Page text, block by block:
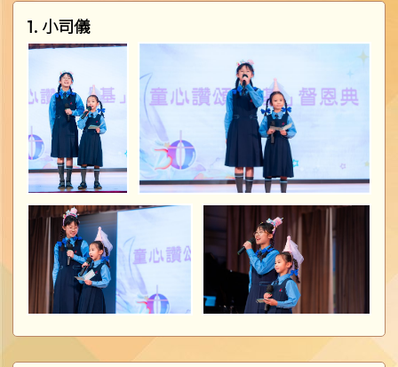
1. 小司儀